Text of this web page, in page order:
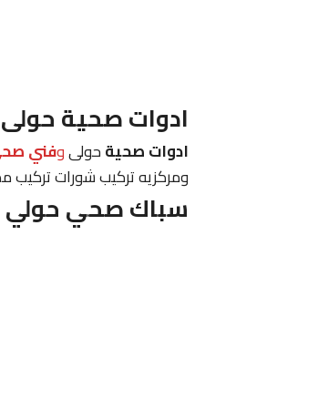
ادوات صحية حولى
ادوات صحيةحولىوفني
ومركزيه تركيب شورات تركيب
سباك صحي حولي